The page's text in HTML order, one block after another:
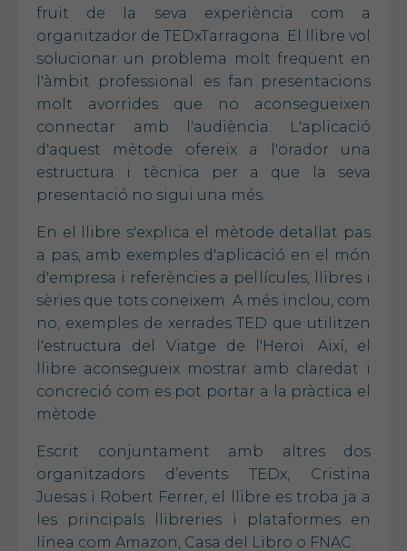
fruit de la seva experiència com a
organitzador de TEDxTarragona. El llibre vol
solucionar un problema molt freqüent en
l'àmbit professional: es fan presentacions
molt avorrides que no aconsegueixen
connectar amb l'audiència. L'aplicació
d'aquest mètode ofereix a l'orador una
estructura i tècnica per a que la seva
presentació no sigui una més.
En el llibre s'explica el mètode detallat pas
a pas, amb exemples d'aplicació en el món
d'empresa i referències a pel·lícules, llibres i
sèries que tots coneixem. A més inclou, com
no, exemples de xerrades TED que utilitzen
l'estructura del Viatge de l'Heroi. Així, el
llibre aconsegueix mostrar amb claredat i
concreció com es pot portar a la pràctica el
mètode.
Escrit conjuntament amb altres dos
organitzadors d’events TEDx, Cristina
Juesas i Robert Ferrer, el llibre es troba ja a
les principals llibreries i plataformes en
línea com Amazon, Casa del Libro o FNAC.